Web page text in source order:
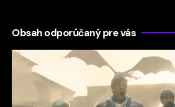
Obsah odporúčaný pre vás